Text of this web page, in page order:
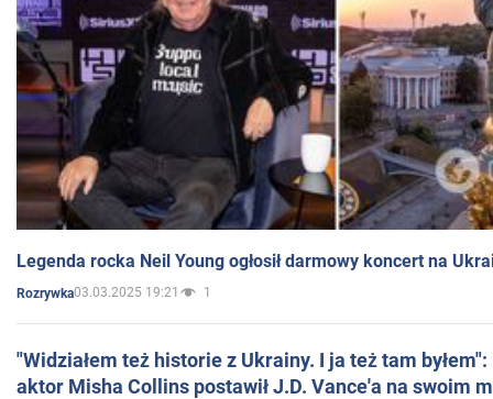
Legenda rocka Neil Young ogłosił darmowy koncert na
Rozrywka03.03.2025 19:21 1
"Widziałem też historie z Ukrainy. I ja też tam
aktor Misha Collins postawił J.D. Vance'a na swoim